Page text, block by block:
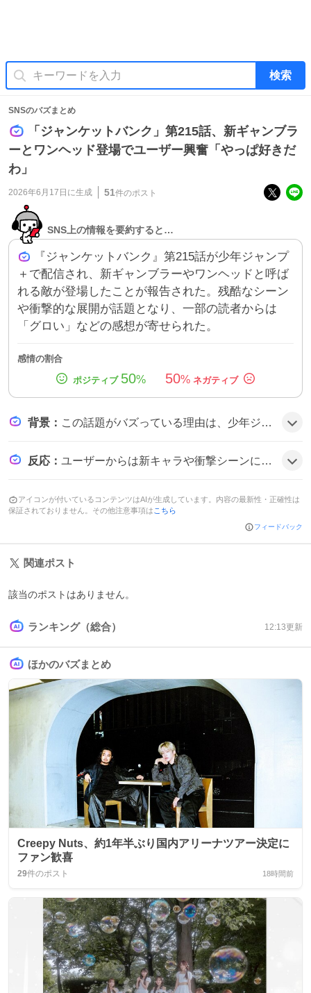
検索
SNSのバズまとめ
「ジャンケットバンク」第215話、新ギャンブラ
ーとワンヘッド登場でユーザー興奮「やっぱ好きだ
わ」
2026年6月17日 に生成 51件のポスト
SNS上の情報を要約すると…
『ジャンケットバンク』第215話が少年ジャンプ
＋で配信され、新ギャンブラーやワンヘッドと呼ば
れる敵が登場したことが報告された。残酷なシーン
や衝撃的な展開が話題となり、一部の読者からは
「グロい」などの感想が寄せられた。
感情の割合
50% 50%
背景 ： この話題がバズっている理由は、少年ジャンプ＋が全話無料で提供することで多くの読者が最新の第215話にアクセスしやすくなった点と、作品内で新キャラやワンヘッドといった衝撃的な要素が登場したことが期待感を高めたためとみられる。
反応 ： ユーザーからは新キャラや衝撃シーンに対して興奮や驚きの声が上がり、一部では作品の過激さやグロテスクさに対する批判的な意見も見られた。
アイコンが付いているコンテンツはAIが生成しています。内容の最新性・正確性は
保証されておりません。その他注意事項は こちら
フィードバック
関連ポスト
該当のポストはありません。
ランキング（総合） 12:13更新
ほかのバズまとめ
Creepy Nuts、約1年半ぶり国内アリーナツアー決定に
ファン歓喜
29件のポスト 18時間前